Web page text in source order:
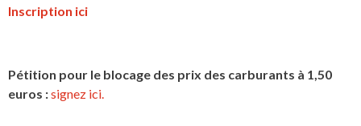
Inscription ici
Pétition pour le blocage des prix des carburants à 1,50
euros :signez ici.